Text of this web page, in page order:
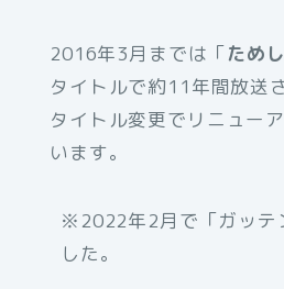
2016年3月までは「ため
タイトルで約11年間放送
タイトル変更でリニュー
います。
※2022年2月で「ガッテ
した。